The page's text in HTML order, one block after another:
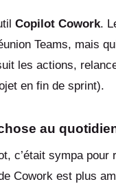
Copilot Cowork.
Teams, mais
les actions,
en fin de sprint).
au
c’était sympa pour
Cowork est plus